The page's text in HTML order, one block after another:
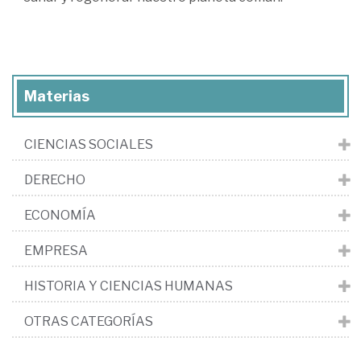
Materias
CIENCIAS SOCIALES
DERECHO
ECONOMÍA
EMPRESA
HISTORIA Y CIENCIAS HUMANAS
OTRAS CATEGORÍAS